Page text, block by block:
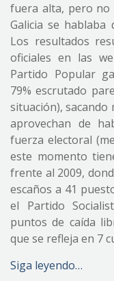
fuera alta, pero no
Galicia se hablaba
Los resultados
oficiales en las
Partido Popular
79% escrutado
situación), sacando
aprovechan de
fuerza electoral
este momento
frente al 2009,
escaños a 41
el Partido
puntos de caída
que se refleja en 7
Siga leyendo…